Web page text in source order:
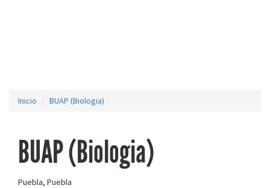
Inicio BUAP (Biologia)
BUAP (Biologia)
Puebla, Puebla